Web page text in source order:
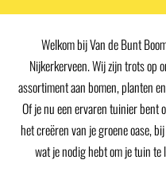
Welkom bij Van de Bunt
Nijkerkerveen. Wij zijn trots op
assortiment aan bomen, planten
Of je nu een ervaren tuinier bent
het creëren van je groene oase,
wat je nodig hebt om je tuin te